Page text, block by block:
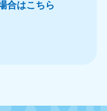
合はこちら